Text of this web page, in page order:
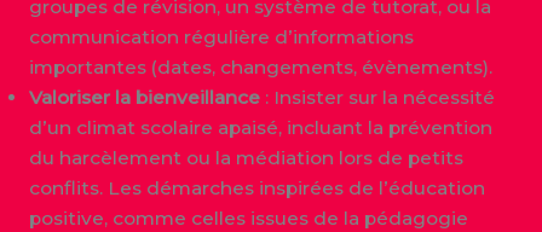
groupes de révision, un système de tutorat, ou la
communication régulière d’informations
importantes (dates, changements, évènements).
Valoriser la bienveillance: Insister sur la nécessité
d’un climat scolaire apaisé, incluant la prévention
du harcèlement ou la médiation lors de petits
conflits. Les démarches inspirées de l’éducation
positive, comme celles issues de la pédagogie